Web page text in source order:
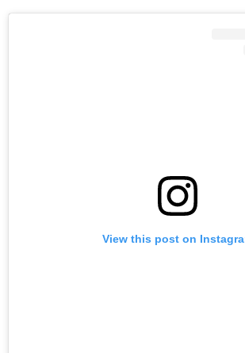
View this post on